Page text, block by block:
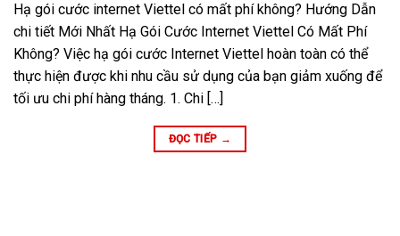
Hạ gói cước internet Viettel có mất phí không? Hướng Dẫn
chi tiết Mới Nhất Hạ Gói Cước Internet Viettel Có Mất Phí
Không? Việc hạ gói cước Internet Viettel hoàn toàn có thể
thực hiện được khi nhu cầu sử dụng của bạn giảm xuống để
tối ưu chi phí hàng tháng. 1. Chi […]
ĐỌC TIẾP →